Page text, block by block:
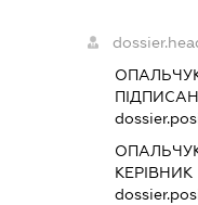
КЕРІВНИК